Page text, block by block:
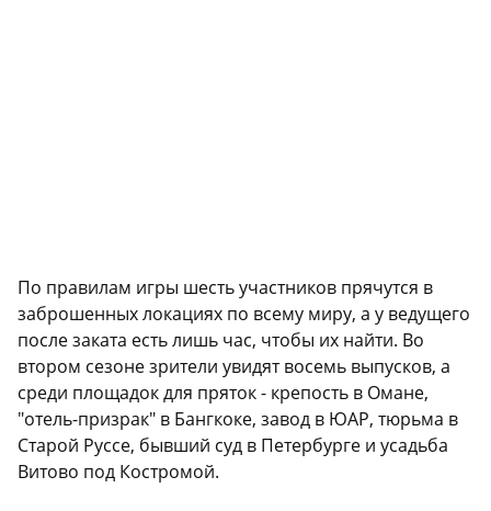
По правилам игры шесть участников прячутся в
заброшенных локациях по всему миру, а у ведущего
после заката есть лишь час, чтобы их найти. Во
втором сезоне зрители увидят восемь выпусков, а
среди площадок для пряток - крепость в Омане,
"отель-призрак" в Бангкоке, завод в ЮАР, тюрьма в
Старой Руссе, бывший суд в Петербурге и усадьба
Витово под Костромой.